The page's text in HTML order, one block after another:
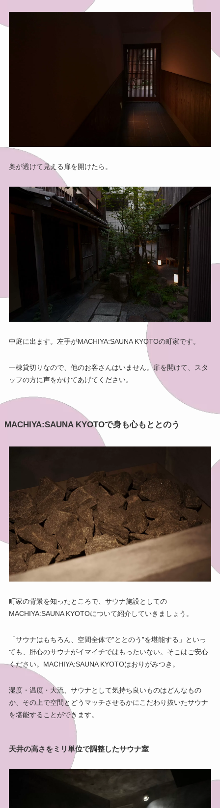
奥が透けて見える扉を開けたら。
中庭に出ます。左手がMACHIYA:SAUNA KYOTOの町家です。
一棟貸切りなので、他のお客さんはいません。扉を開けて、スタ
ッフの方に声をかけてあげてください。
MACHIYA:SAUNA KYOTOで身も心もととのう
町家の背景を知ったところで、サウナ施設としての
MACHIYA:SAUNA KYOTOについて紹介していきましょう。
「サウナはもちろん、空間全体で”ととのう”を堪能する」といっ
ても、肝心のサウナがイマイチではもったいない。そこはご安心
ください。MACHIYA:SAUNA KYOTOはおりがみつき。
湿度・温度・大流、サウナとして気持ち良いものはどんなもの
か、その上で空間とどうマッチさせるかにこだわり抜いたサウナ
を堪能することができます。
天井の高さをミリ単位で調整したサウナ室